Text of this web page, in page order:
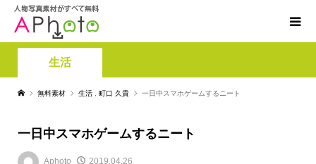
生活
無料素材 生活 町口 久貴 一日中スマホゲームするニート
一日中スマホゲームするニート
Aphoto 2019.04.26